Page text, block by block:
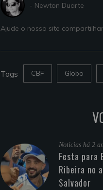
- Newton Duarte
Ajude o nosso site
Tags CBF Globo
Noticias há 2
Festa para
Ribeira no
Salvador